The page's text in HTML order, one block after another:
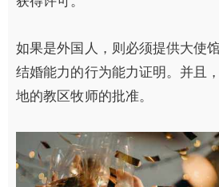
如果是外国人，则必须提供大使
结婚能力的行为能力证明。并且
地的教区牧师的批准。